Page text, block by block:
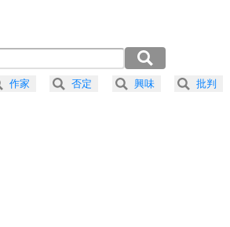
の大きい人は、怒りを優しさで表現する。
プラス思考
1分51秒）
1分29秒）
1分14秒）
作家 否定 興味 批判